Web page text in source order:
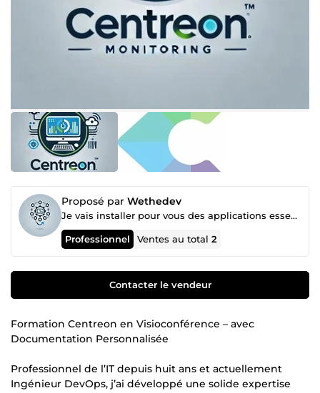
Proposé par Wethedev
Je vais installer pour vous des applications essentielles et largement utilisées dans l'IT
Professionnel Ventes au total2
Contacter le vendeur
Formation Centreon en Visioconférence – avec
Documentation Personnalisée
Professionnel de l’IT depuis huit ans et actuellement
Ingénieur DevOps, j’ai développé une solide expertise